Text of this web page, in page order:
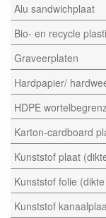
Alu sandwichplaat
Bio- en recycle
Graveerplaten
Hardpapier/
HDPE
Karton-cardboard
Kunststof plaat
Kunststof folie
Kunststof